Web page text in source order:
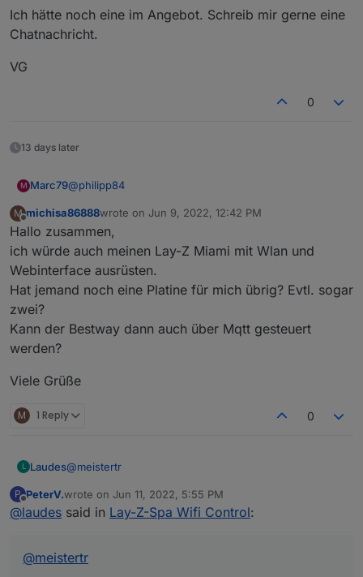
Philipp
Ich hätte noch eine im Angebot. Schreib mir gerne eine
Chatnachricht.
VG
0
13 days later
M Marc79@philipp84
Ich hätte noch eine im Angebot. Schreib mir gerne
eine Chatnachricht.
VG
M
Offline
michisa86888wrote on Jun 9, 2022, 12:42 PM
last edited by
Hallo zusammen,
ich würde auch meinen Lay-Z Miami mit Wlan und
Webinterface ausrüsten.
Hat jemand noch eine Platine für mich übrig? Evtl. sogar
zwei?
Kann der Bestway dann auch über Mqtt gesteuert
werden?
Viele Grüße
M 1 Reply 0
L Laudes@meistertr
Hallo, ich greife das Thema mal nochmal auf. Ich habe
einen Bali 2021.
Anschließend alles verlötet und den Code eingespielt.
Das Web Interface funktioniert einwandfrei, ich kann
P
Offline
PeterV.wrote on Jun 11, 2022, 5:55 PM
last edited by
@laudes said in Lay-Z-Spa Wifi Control:
@meistertr